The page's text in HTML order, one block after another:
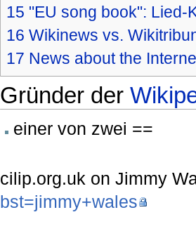
15 "EU song book": Lied-
16 Wikinews vs.
17 News about the
Gründer der
einer von zwei ==
cilip.org.uk on Jimmy
bst=jimmy+wales